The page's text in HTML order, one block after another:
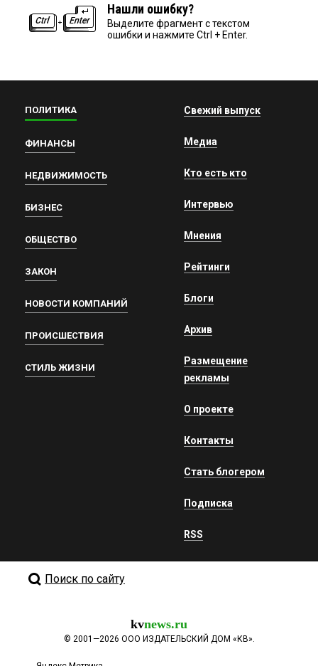
Нашли ошибку?
Выделите фрагмент с текстом
ошибки и нажмите Ctrl + Enter.
ПОЛИТИКА
ФИНАНСЫ
НЕДВИЖИМОСТЬ
БИЗНЕС
ОБЩЕСТВО
ЗАКОН
НОВОСТИ КОМПАНИЙ
ПРОИСШЕСТВИЯ
СТИЛЬ ЖИЗНИ
Свежий выпуск
Медиа
Кто есть кто
Интервью
Мнения
Рейтинги
Блоги
Архив
Размещение
рекламы
О проекте
Контакты
Стать блогером
Подписка
RSS
Поиск по сайту
kvnews.ru
© 2001—2026 ООО ИЗДАТЕЛЬСКИЙ ДОМ «КВ».